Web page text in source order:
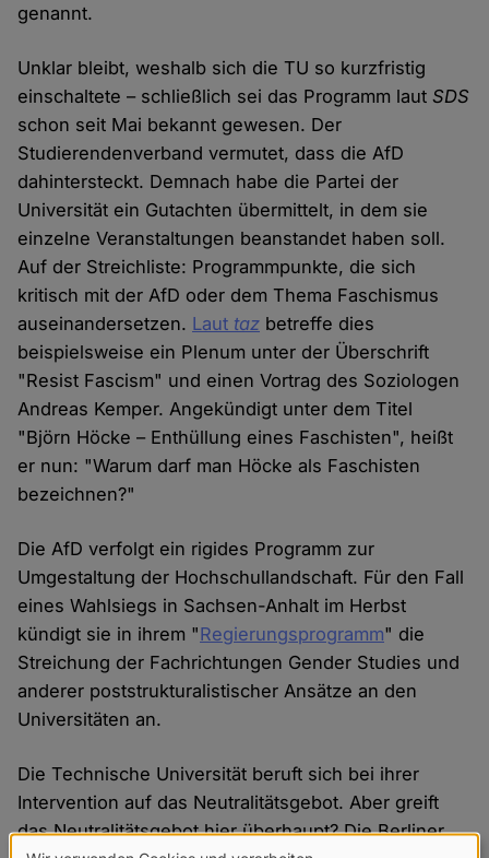
genannt.
Unklar bleibt, weshalb sich die TU so kurzfristig
einschaltete – schließlich sei das Programm lautSDS
schon seit Mai bekannt gewesen. Der
Studierendenverband vermutet, dass die AfD
dahintersteckt. Demnach habe die Partei der
Universität ein Gutachten übermittelt, in dem sie
einzelne Veranstaltungen beanstandet haben soll.
Auf der Streichliste: Programmpunkte, die sich
kritisch mit der AfD oder dem Thema Faschismus
auseinandersetzen. Laut taz betreffe dies
beispielsweise ein Plenum unter der Überschrift
"Resist Fascism" und einen Vortrag des Soziologen
Andreas Kemper. Angekündigt unter dem Titel
"Björn Höcke – Enthüllung eines Faschisten", heißt
er nun: "Warum darf man Höcke als Faschisten
bezeichnen?"
Die AfD verfolgt ein rigides Programm zur
Umgestaltung der Hochschullandschaft. Für den Fall
eines Wahlsiegs in Sachsen-Anhalt im Herbst
kündigt sie in ihrem "Regierungsprogramm" die
Streichung der Fachrichtungen Gender Studies und
anderer poststrukturalistischer Ansätze an den
Universitäten an.
Die Technische Universität beruft sich bei ihrer
Intervention auf das Neutralitätsgebot. Aber greift
das Neutralitätsgebot hier überhaupt? Die Berliner